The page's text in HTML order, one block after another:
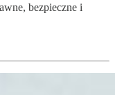
bezpieczne i